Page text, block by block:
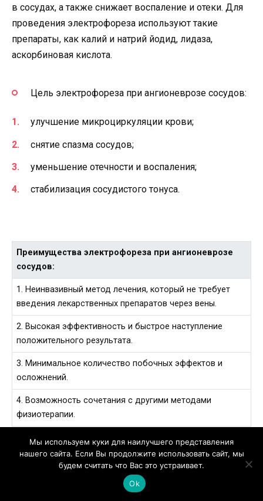
в сосудах, а также снижает воспаление и отеки. Для
проведения электрофореза используют такие
препараты, как калий и натрий йодид, лидаза,
аскорбиновая кислота.
Цель электрофореза при ангионеврозе сосудов:
улучшение микроциркуляции крови;
снятие спазма сосудов;
уменьшение отечности и воспаления;
стабилизация сосудистого тонуса.
Преимущества электрофореза при ангионеврозе
сосудов:
1. Неинвазивный метод лечения, который не требует
введения лекарственных препаратов через вены.
2. Высокая эффективность и быстрое наступление
положительного результата.
3. Минимальное количество побочных эффектов и
осложнений.
4. Возможность сочетания с другими методами
физиотерапии.
При ангионеврозе сосудов физиотерапевтическое
лечение играет важную роль в достижении
стабильной ремиссии. Электрофорез является одним
из наиболее эффективных методов физиотерапии
Мы используем куки для наилучшего представления
нашего сайта. Если Вы продолжите использовать сайт, мы
будем считать что Вас это устраивает.
Ok